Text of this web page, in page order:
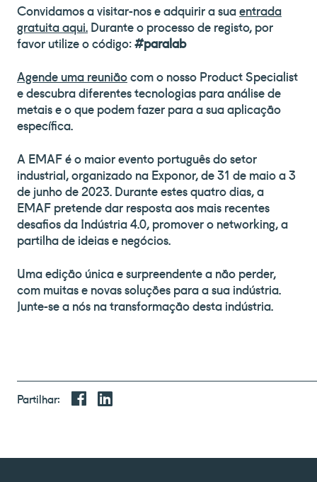
Convidamos a visitar-nos e adquirir a suaentrada
gratuita aqui.Durante o processo de registo, por
favor utilize o código:#paralab
Agende uma reuniãocom o nosso Product Specialist
e descubra diferentes tecnologias para análise de
metais e o que podem fazer para a sua aplicação
específica.
A EMAF é o maior evento português do setor
industrial, organizado na Exponor, de 31 de maio a 3
de junho de 2023. Durante estes quatro dias, a
EMAF pretende dar resposta aos mais recentes
desafios da Indústria 4.0, promover o networking, a
partilha de ideias e negócios.
Uma edição única e surpreendente a não perder,
com muitas e novas soluções para a sua indústria.
Junte-se a nós na transformação desta indústria.
Partilhar: